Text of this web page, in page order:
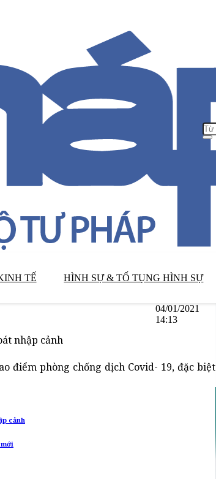
TẾ HÌNH SỰ & TỐ TỤNG HÌNH SỰ
04/01/2021
14:13
nhập cảnh
điểm phòng chống dịch Covid- 19, đặc biệt
cảnh